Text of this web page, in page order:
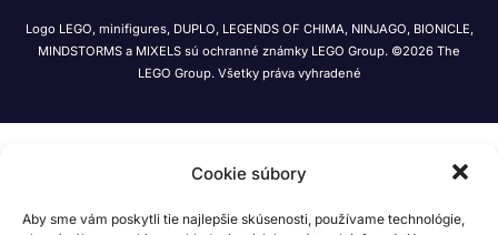
Cookie súbory
Aby sme vám poskytli tie najlepšie skúsenosti, používame technológie,
Logo LEGO, minifigures, DUPLO, LEGENDS OF CHIMA, NINJAGO, BIONICLE,
MINDSTORMS a MIXELS sú ochranné známky LEGO Group. ©2026 The
LEGO Group. Všetky práva vyhradené